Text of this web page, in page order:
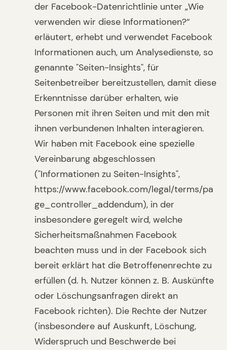
der Facebook-Datenrichtlinie unter „Wie
verwenden wir diese Informationen?“
erläutert, erhebt und verwendet Facebook
Informationen auch, um Analysedienste, so
genannte "Seiten-Insights", für
Seitenbetreiber bereitzustellen, damit diese
Erkenntnisse darüber erhalten, wie
Personen mit ihren Seiten und mit den mit
ihnen verbundenen Inhalten interagieren.
Wir haben mit Facebook eine spezielle
Vereinbarung abgeschlossen
("Informationen zu Seiten-Insights",
https://www.facebook.com/legal/terms/pa
ge_controller_addendum), in der
insbesondere geregelt wird, welche
Sicherheitsmaßnahmen Facebook
beachten muss und in der Facebook sich
bereit erklärt hat die Betroffenenrechte zu
erfüllen (d. h. Nutzer können z. B. Auskünfte
oder Löschungsanfragen direkt an
Facebook richten). Die Rechte der Nutzer
(insbesondere auf Auskunft, Löschung,
Widerspruch und Beschwerde bei